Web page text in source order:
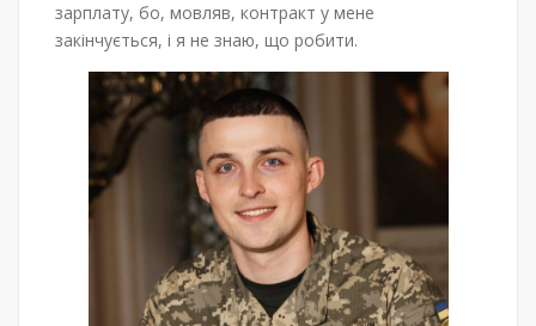
зарплату, бо, мовляв, контракт у мене
закінчується, і я не знаю, що робити.